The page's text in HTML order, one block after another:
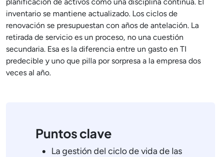
inventario se mantiene actualizado. Los ciclos de
renovación se presupuestan con años de antelación. La
retirada de servicio es un proceso, no una cuestión
secundaria. Esa es la diferencia entre un gasto en TI
predecible y uno que pilla por sorpresa a la empresa dos
veces al año.
Puntos clave
La gestión del ciclo de vida de las